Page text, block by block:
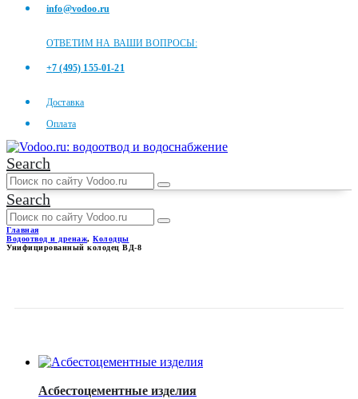
info@vodoo.ru
ОТВЕТИМ НА ВАШИ ВОПРОСЫ:
+7 (495) 155-01-21
Доставка
Оплата
Search
Search
Главная
Водоотвод и дренаж, Колодцы
Унифицированный колодец ВД-8
Асбестоцементные изделия